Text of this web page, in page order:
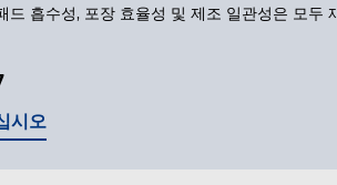
드 흡수성, 포장 효율성 및 제조 일관성은 모두
시오